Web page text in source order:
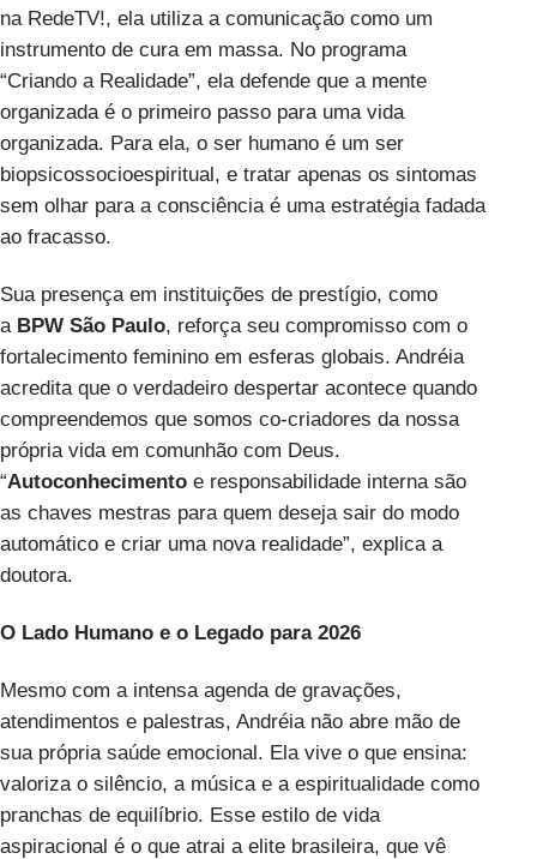
na RedeTV!, ela utiliza a comunicação como um
instrumento de cura em massa. No programa
“Criando a Realidade”, ela defende que a mente
organizada é o primeiro passo para uma vida
organizada. Para ela, o ser humano é um ser
biopsicossocioespiritual, e tratar apenas os sintomas
sem olhar para a consciência é uma estratégia fadada
ao fracasso.
Sua presença em instituições de prestígio, como
a BPW São Paulo, reforça seu compromisso com o
fortalecimento feminino em esferas globais. Andréia
acredita que o verdadeiro despertar acontece quando
compreendemos que somos co-criadores da nossa
própria vida em comunhão com Deus.
“Autoconhecimento e responsabilidade interna são
as chaves mestras para quem deseja sair do modo
automático e criar uma nova realidade”, explica a
doutora.
O Lado Humano e o Legado para 2026
Mesmo com a intensa agenda de gravações,
atendimentos e palestras, Andréia não abre mão de
sua própria saúde emocional. Ela vive o que ensina:
valoriza o silêncio, a música e a espiritualidade como
pranchas de equilíbrio. Esse estilo de vida
aspiracional é o que atrai a elite brasileira, que vê